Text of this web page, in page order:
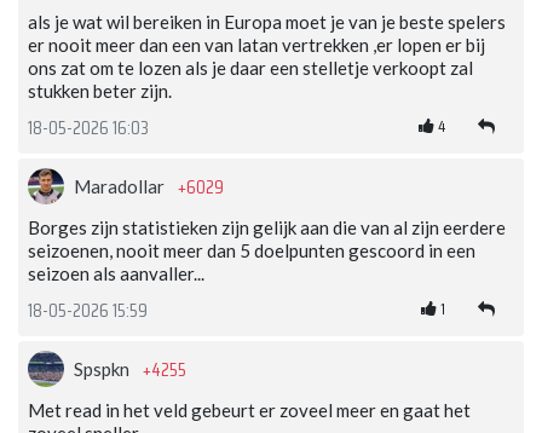
als je wat wil bereiken in Europa moet je van je beste spelers
er nooit meer dan een van latan vertrekken ,er lopen er bij
ons zat om te lozen als je daar een stelletje verkoopt zal
stukken beter zijn.
18-05-2026 16:03 4
Maradollar +6029
Borges zijn statistieken zijn gelijk aan die van al zijn eerdere
seizoenen, nooit meer dan 5 doelpunten gescoord in een
seizoen als aanvaller...
18-05-2026 15:59 1
Spspkn +4255
Met read in het veld gebeurt er zoveel meer en gaat het